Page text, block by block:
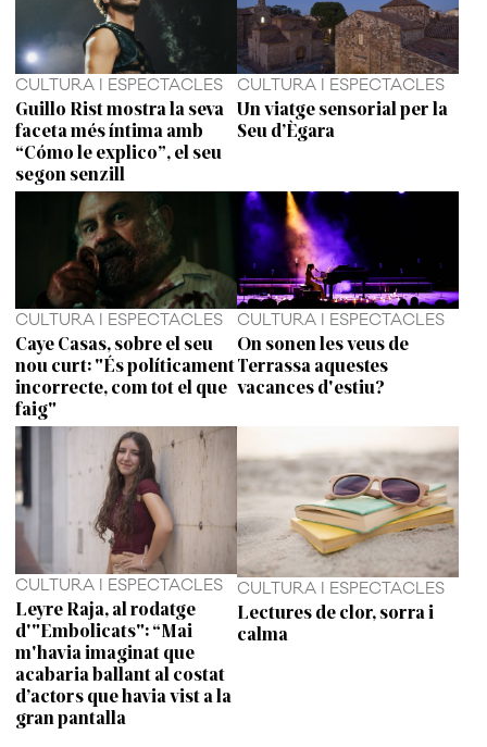
CULTURA I ESPECTACLES
Guillo Rist mostra la seva
faceta més íntima amb
“Cómo le explico”, el seu
segon senzill
CULTURA I ESPECTACLES
Un viatge sensorial per la
Seu d’Ègara
CULTURA I ESPECTACLES
Caye Casas, sobre el seu
nou curt: "És políticament
incorrecte, com tot el que
faig"
CULTURA I ESPECTACLES
On sonen les veus de
Terrassa aquestes
vacances d'estiu?
CULTURA I ESPECTACLES
Leyre Raja, al rodatge
d'"Embolicats": “Mai
m'havia imaginat que
acabaria ballant al costat
d’actors que havia vist a la
gran pantalla
CULTURA I ESPECTACLES
Lectures de clor, sorra i
calma